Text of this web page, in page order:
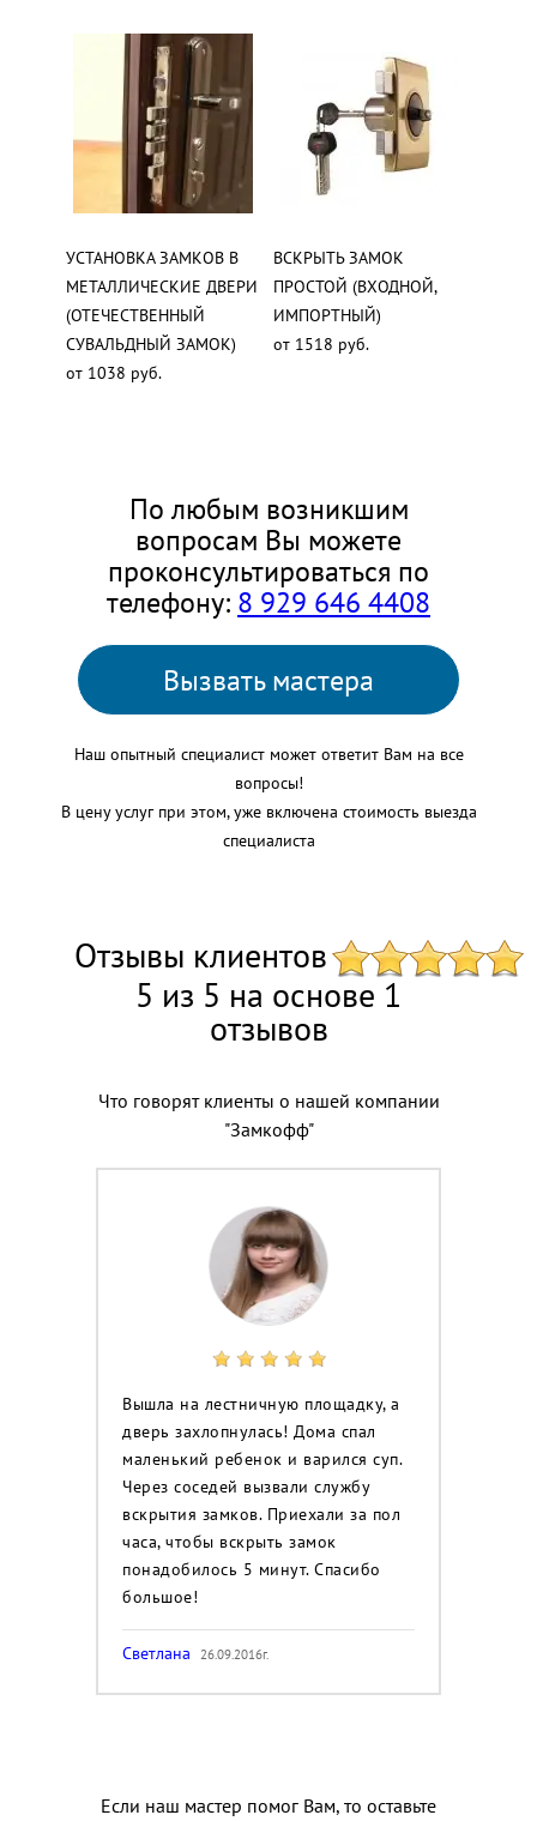
УСТАНОВКА ЗАМКОВ В
МЕТАЛЛИЧЕСКИЕ ДВЕРИ
(ОТЕЧЕСТВЕННЫЙ
СУВАЛЬДНЫЙ ЗАМОК)
от 1038 руб.
ВСКРЫТЬ ЗАМОК
ПРОСТОЙ (ВХОДНОЙ,
ИМПОРТНЫЙ)
от 1518 руб.
По любым возникшим
вопросам Вы можете
проконсультироваться по
телефону: 8 929 646 4408
Вызвать мастера
Наш опытный специалист может ответит Вам на все
вопросы!
В цену услуг при этом, уже включена стоимость выезда
специалиста
Отзывы клиентов
5 из 5 на основе 1
отзывов
Что говорят клиенты о нашей компании
"Замкофф"
Вышла на лестничную площадку, а
дверь захлопнулась! Дома спал
маленький ребенок и варился суп.
Через соседей вызвали службу
вскрытия замков. Приехали за пол
часа, чтобы вскрыть замок
понадобилось 5 минут. Спасибо
большое!
Светлана 26.09.2016г.
Если наш мастер помог Вам, то оставьте